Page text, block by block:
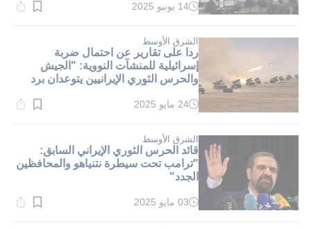
وقت
دقيقة.
14 يونيو 2025
الشرق الأوسط
ردا على تقارير عن احتمال ضربة
إسرائيلية للمنشآت النووية: "الجيش
والحرس الثوري الإيرانيين يتوعدان برد
وقت
دقيقة.
24 مايو 2025
الشرق الأوسط
قائد الحرس الثوري الإيراني السابق:
"ترامب تحت سيطرة نتنياهو والمحافظين
الجدد"
وقت
03 مايو 2025